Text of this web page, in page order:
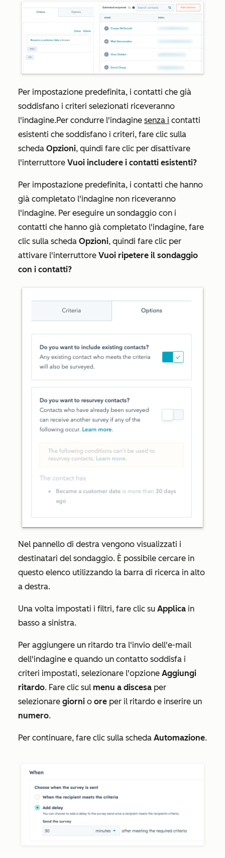
Per impostazione predefinita, i contatti che già
soddisfano i criteri selezionati riceveranno
l'indagine.Per condurre l'indagine senza i contatti
esistenti che soddisfano i criteri, fare clic sulla
scheda Opzioni, quindi fare clic per disattivare
l'interruttore Vuoi includere i contatti esistenti?
Per impostazione predefinita, i contatti che hanno
già completato l'indagine non riceveranno
l'indagine. Per eseguire un sondaggio con i
contatti che hanno già completato l'indagine, fare
clic sulla scheda Opzioni, quindi fare clic per
attivare l'interruttore Vuoi ripetere il sondaggio
con i contatti?
Nel pannello di destra vengono visualizzati i
destinatari del sondaggio. È possibile cercare in
questo elenco utilizzando la barra di ricerca in alto
a destra.
Una volta impostati i filtri, fare clic su Applica in
basso a sinistra.
Per aggiungere un ritardo tra l'invio dell'e-mail
dell'indagine e quando un contatto soddisfa i
criteri impostati, selezionare l'opzione Aggiungi
ritardo. Fare clic sul menu a discesa per
selezionare giorni o ore per il ritardo e inserire un
numero.
Per continuare, fare clic sulla scheda Automazione.